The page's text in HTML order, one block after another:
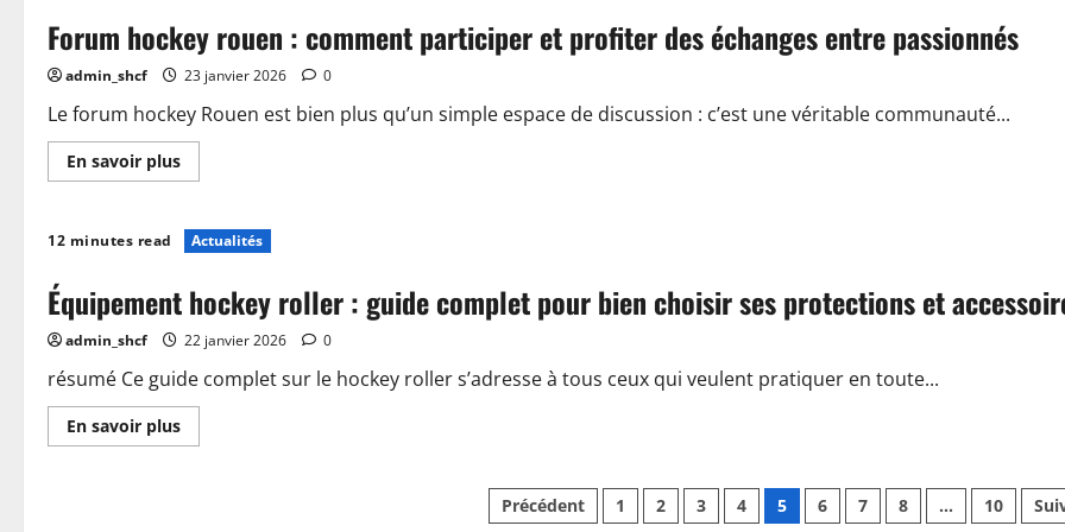
d’une
gaine
pour
le
roller
en
2025
?
Forum hockey rouen : comment participer et profiter des échanges entre passionnés
admin_shcf 23 janvier 2026 0
Le forum hockey Rouen est bien plus qu’un simple espace de discussion : c’est une véritable communauté...
En savoir plusEn
savoir
Forum
hockey
rouen
comment
participer
profiter
échanges
entre
passionnés
12 minutes read Actualités
Équipement hockey roller : guide complet pour bien choisir ses protections et
admin_shcf 22 janvier 2026 0
résumé Ce guide complet sur le hockey roller s’adresse à tous ceux qui veulent pratiquer en toute...
En savoir plusEn
savoir
Pagination
Précédent 1 2 3 4 5 6 7 8 … 10